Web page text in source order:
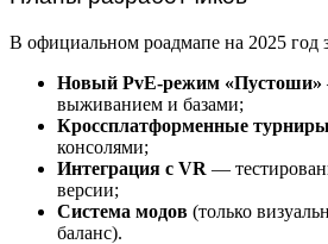
В официальном роадмапе на 2025 год
Новый PvE-режим «Пустоши»
выживанием и базами;
Кроссплатформенные турниры
консолями;
Интеграция с VR —
версии;
Система модов (только
баланс).